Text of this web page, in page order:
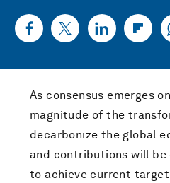
As consensus emerges
magnitude of the
decarbonize the global
and contributions will
to achieve current